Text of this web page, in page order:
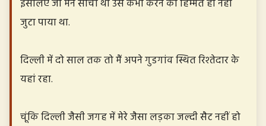
इसलिए जो मैंने सोचा था उसे कभी करने की हिम्मत ही नहीं
जुटा पाया था.
दिल्ली में दो साल तक तो मैं अपने गुडगांव स्थित रिश्तेदार के
यहां रहा.
चूंकि दिल्ली जैसी जगह में मेरे जैसा लड़का जल्दी सैट नहीं हो